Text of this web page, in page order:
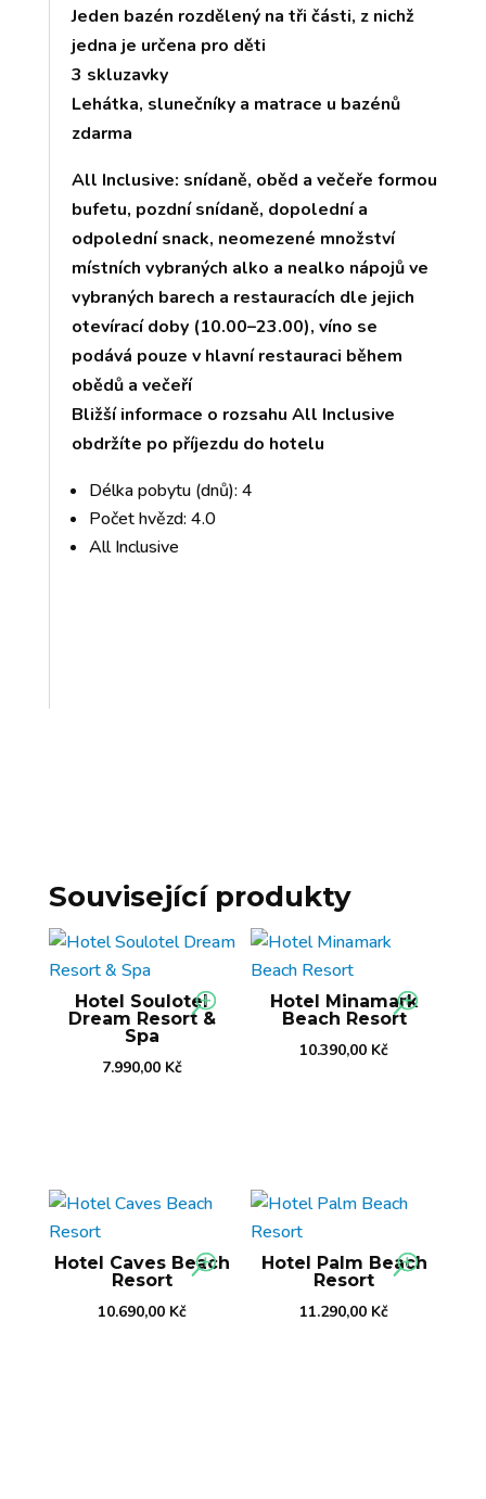
Jeden bazén rozdělený na tři části, z nichž
jedna je určena pro děti
3 skluzavky
Lehátka, slunečníky a matrace u bazénů
zdarma
All Inclusive: snídaně, oběd a večeře formou
bufetu, pozdní snídaně, dopolední a
odpolední snack, neomezené množství
místních vybraných alko a nealko nápojů ve
vybraných barech a restauracích dle jejich
otevírací doby (10.00–23.00), víno se
podává pouze v hlavní restauraci během
obědů a večeří
Bližší informace o rozsahu All Inclusive
obdržíte po příjezdu do hotelu
Délka pobytu (dnů): 4
Počet hvězd: 4.0
All Inclusive
Související produkty
Hotel Soulotel
Dream Resort &
Spa
7.990,00 Kč
Hotel Minamark
Beach Resort
10.390,00 Kč
Hotel Caves Beach
Resort
10.690,00 Kč
Hotel Palm Beach
Resort
11.290,00 Kč